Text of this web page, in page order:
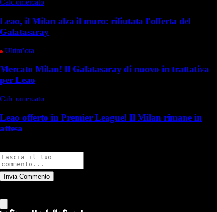
Calciomercato
Leao, il Milan alza il muro: rifiutata l'offerta del
Galatasaray
Ultim’ora
Mercato Milan! Il Galatasaray di nuovo in trattativa
per Leao
Calciomercato
Leao offerto in Premier League! Il Milan rimane in
attesa
Invia Commento